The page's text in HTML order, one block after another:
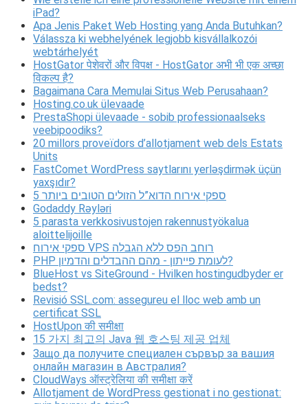
iPad?
Apa Jenis Paket Web Hosting yang Anda Butuhkan?
Válassza ki webhelyének legjobb kisvállalkozói
webtárhelyét
HostGator पेशेवरों और विपक्ष - HostGator अभी भी एक अच्छा
विकल्प है?
Bagaimana Cara Memulai Situs Web Perusahaan?
Hosting.co.uk ülevaade
PrestaShopi ülevaade - sobib professionaalseks
veebipoodiks?
20 millors proveïdors d’allotjament web dels Estats
Units
FastComet WordPress saytlarını yerləşdirmək üçün
yaxşıdır?
5 ספקי אירוח הדוא”ל הזולים הטובים ביותר
Godaddy Rəyləri
5 parasta verkkosivustojen rakennustyökalua
aloittelijoille
ספקי אירוח VPS רוחב הפס ללא הגבלה
PHP לעומת פייתון - מהם ההבדלים והדמיון?
BlueHost vs SiteGround - Hvilken hostingudbyder er
bedst?
Revisió SSL.com: assegureu el lloc web amb un
certificat SSL
HostUpon की समीक्षा
15 가지 최고의 Java 웹 호스팅 제공 업체
Защо да получите специален сървър за вашия
онлайн магазин в Австралия?
CloudWays ऑस्ट्रेलिया की समीक्षा करें
Allotjament de WordPress gestionat i no gestionat: